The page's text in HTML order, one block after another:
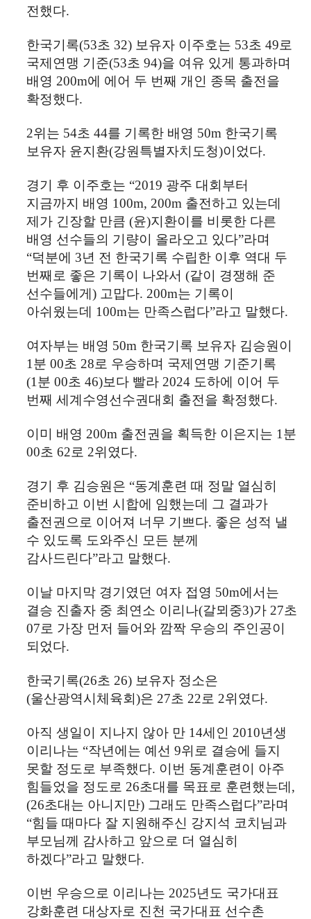
전했다.
한국기록(53초 32) 보유자 이주호는 53초 49로
국제연맹 기준(53초 94)을 여유 있게 통과하며
배영 200m에 에어 두 번째 개인 종목 출전을
확정했다.
2위는 54초 44를 기록한 배영 50m 한국기록
보유자 윤지환(강원특별자치도청)이었다.
경기 후 이주호는 “2019 광주 대회부터
지금까지 배영 100m, 200m 출전하고 있는데
제가 긴장할 만큼 (윤)지환이를 비롯한 다른
배영 선수들의 기량이 올라오고 있다”라며
“덕분에 3년 전 한국기록 수립한 이후 역대 두
번째로 좋은 기록이 나와서 (같이 경쟁해 준
선수들에게 ) 고맙다. 200m는 기록이
아쉬웠는데 100m는 만족스럽다”라고 말했다.
여자부는 배영 50m 한국기록 보유자 김승원이
1 분 00초 28로 우승하며 국제연맹 기준기록
(1 분 00초 46)보다 빨라 2024 도하에 이어 두
번째 세계수영선수권대회 출전을 확정했다.
이미 배영 200m 출전권을 획득한 이은지는 1 분
00초 62로 2위였다.
경기 후 김승원은 “동계훈련 때 정말 열심히
준비하고 이번 시합에 임했는데 그 결과가
출전권으로 이어져 너무 기쁘다. 좋은 성적 낼
수 있도록 도와주신 모든 분께
감사드린다”라고 말했다.
이날 마지막 경기였던 여자 접영 50m에서는
결승 진출자 중 최연소 이리나(갈뫼중3)가 27초
07로 가장 먼저 들어와 깜짝 우승의 주인공이
되었다.
한국기록(26초 26) 보유자 정소은
(울산광역시체육회 )은 27초 22로 2위였다.
아직 생일이 지나지 않아 만 14세인 2010년생
이리나는 “작년에는 예선 9위로 결승에 들지
못할 정도로 부족했다. 이번 동계훈련이 아주
힘들었을 정도로 26초대를 목표로 훈련했는데 ,
(26초대는 아니지만) 그래도 만족스럽다”라며
“힘들 때마다 잘 지원해주신 강지석 코치님과
부모님께 감사하고 앞으로 더 열심히
하겠다”라고 말했다.
이번 우승으로 이리나는 2025년도 국가대표
강화훈련 대상자로 진천 국가대표 선수촌